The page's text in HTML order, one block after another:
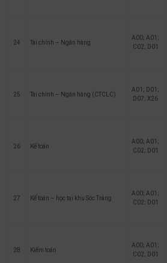
24 Tài chính – Ngân hàng
A00; A01;
C02; D01
25 Tài chính – Ngân hàng (CTCLC)
A01; D01;
D07; X26
26 Kế toán
A00; A01;
C02; D01
27 Kế toán – học tại khu Sóc Trăng
A00; A01;
C02; D01
28 Kiểm toán
A00; A01;
C02; D01